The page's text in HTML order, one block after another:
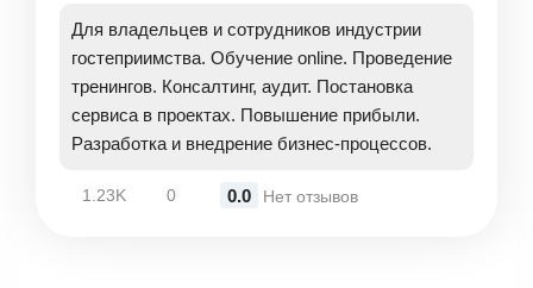
Для владельцев и сотрудников индустрии
гостеприимства. Обучение online. Проведение
тренингов. Консалтинг, аудит. Постановка
сервиса в проектах. Повышение прибыли.
Разработка и внедрение бизнес-процессов.
1.23K 0 0.0 Нет отзывов